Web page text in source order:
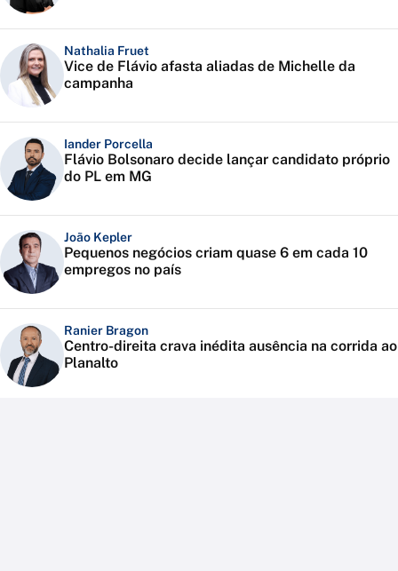
Nathalia Fruet
Vice de Flávio afasta aliadas de Michelle da
campanha
Iander Porcella
Flávio Bolsonaro decide lançar candidato próprio
do PL em MG
João Kepler
Pequenos negócios criam quase 6 em cada 10
empregos no país
Ranier Bragon
Centro-direita crava inédita ausência na corrida ao
Planalto